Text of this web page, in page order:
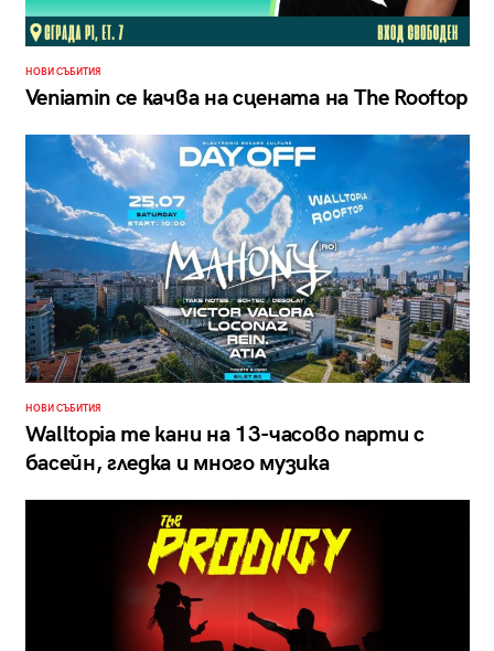
НОВИ СЪБИТИЯ
Veniamin се качва на сцената на The Rooftop
НОВИ СЪБИТИЯ
Walltopia те кани на 13-часово парти с
басейн, гледка и много музика